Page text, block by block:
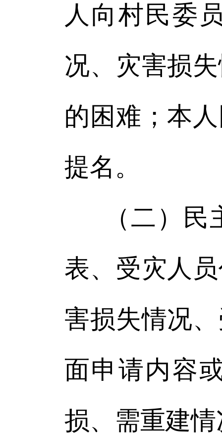
人向村民委
况、灾害损
的困难；本
提名。
（二）
表、受灾人
害损失情况
面申请内容
损、需重建